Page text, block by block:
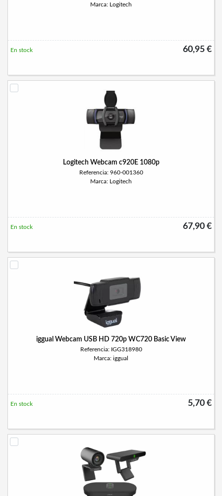
Marca: Logitech
60,95 €
En stock
Logitech Webcam c920E 1080p
Referencia: 960-001360
Marca: Logitech
67,90 €
En stock
iggual Webcam USB HD 720p WC720 Basic View
Referencia: IGG318980
Marca: iggual
5,70 €
En stock